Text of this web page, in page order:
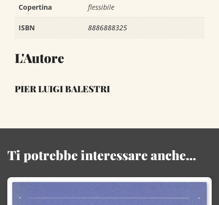
Copertina flessibile
ISBN 8886888325
L'Autore
PIER LUIGI BALESTRI
Ti potrebbe interessare anche...